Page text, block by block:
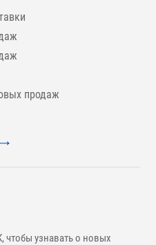
продаж
чтобы узнавать о новых